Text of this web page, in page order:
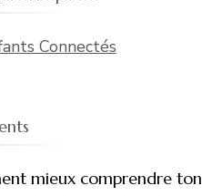
Connectés
mieux comprendre ton